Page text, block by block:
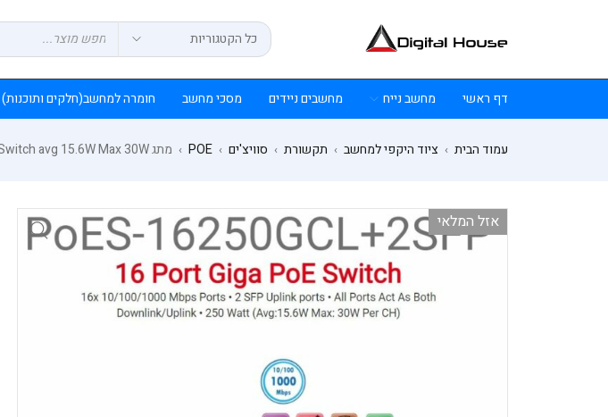
דף ראשי מחשב נייח מחשבים ניידים מסכי מחשב חומרה למחשב(חלקים ותוכנות)
עמוד הבית › ציוד היקפי למחשב › תקשורת › סוויצ'ים ›
POE
› מתג Provision 16 PORT Giga full POE Switch avg 15.6W Max 30W
אזל המלאי